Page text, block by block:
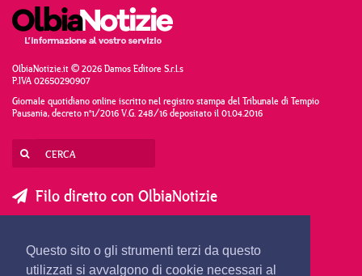
Questo sito o gli strumenti terzi da questo
utilizzati si avvalgono di cookie necessari al
OlbiaNotizie.it © 2026 Damos Editore S.r.l.s
P.IVA 02650290907
Giornale quotidiano online iscritto nel registro stampa del Tribunale di Tempio
Pausania, decreto n°1/2016 V.G. 248/16 depositato il 01.04.2016
Filo diretto con OlbiaNotizie
SEGNALA UNA NOTIZIA
SEGNALA UN EVENTO